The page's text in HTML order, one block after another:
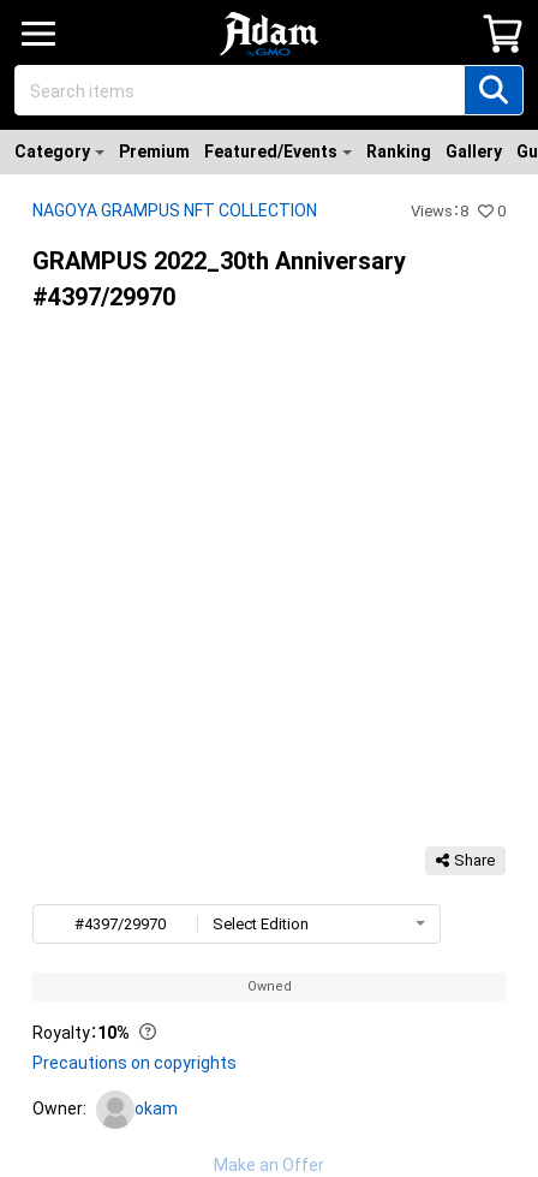
Category Premium Featured/Events Ranking Gallery
NAGOYA GRAMPUS NFT COLLECTION Views ： 8 0
GRAMPUS 2022_30th Anniversary
#4397/29970
Share
#4397/29970 Select Edition
Owned
Royalty：10%
Precautions on copyrights
Owner: okam
Make an Offer